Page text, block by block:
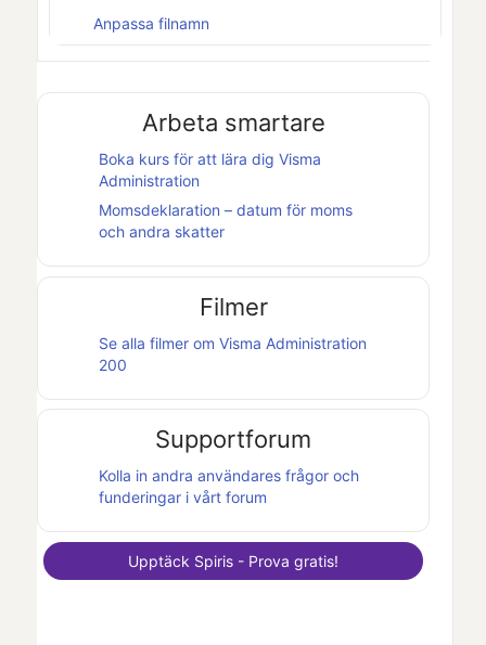
Anpassa filnamn
Arbeta smartare
Boka kurs för att lära dig Visma
Administration
Momsdeklaration – datum för moms
och andra skatter
Filmer
Se alla filmer om Visma Administration
200
Supportforum
Kolla in andra användares frågor och
funderingar i vårt forum
Upptäck Spiris - Prova gratis!